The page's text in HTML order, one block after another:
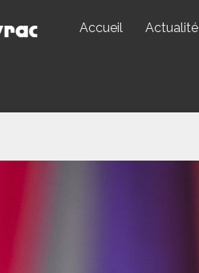
Accueil Actualité